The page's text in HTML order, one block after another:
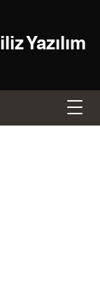
Yazılım